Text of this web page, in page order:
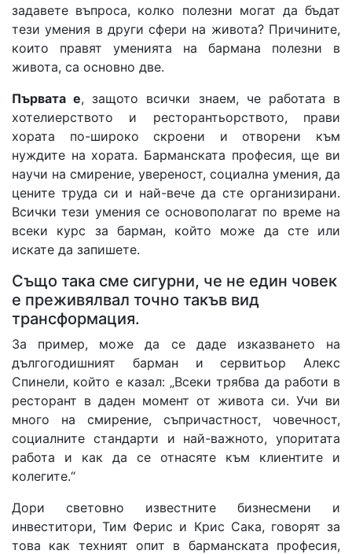
задавете въпроса, колко полезни могат да бъдат
тези умения в други сфери на живота? Причините,
които правят уменията на бармана полезни в
живота, са основно две.
Първата е, защото всички знаем, че работата в
хотелиерството и ресторантьорството, прави
хората по-широко скроени и отворени към
нуждите на хората. Барманската професия, ще ви
научи на смирение, увереност, социална умения, да
цените труда си и най-вече да сте организирани.
Всички тези умения се основополагат по време на
всеки курс за барман, който може да сте или
искате да запишете.
Също така сме сигурни, че не един човек
е преживялвал точно такъв вид
трансформация.
За пример, може да се даде изказването на
дългогодишният барман и сервитьор Алекс
Спинели, който e казал: „Всеки трябва да работи в
ресторант в даден момент от живота си. Учи ви
много на смирение, съпричастност, човечност,
социалните стандарти и най-важното, упоритата
работа и как да се отнасяте към клиентите и
колегите.“
Дори световно известните бизнесмени и
инвеститори, Тим Ферис и Крис Сака, говорят за
това как техният опит в барманската професия,